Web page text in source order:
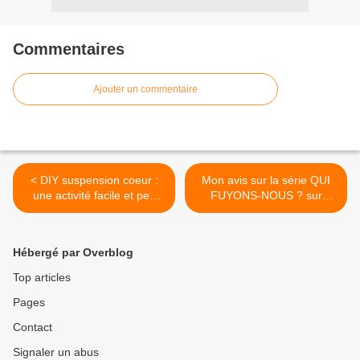
Commentaires
Ajouter un commentaire
< DIY suspension coeur :
une activité facile et peu
coûteuse parfaite pour la
Mon avis sur la série QUI
FUYONS-NOUS ? sur
Netflix >
Hébergé par Overblog
Top articles
Pages
Contact
Signaler un abus